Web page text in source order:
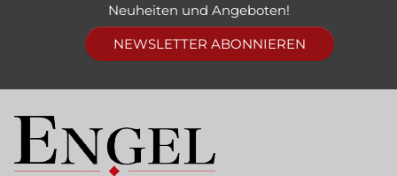
Neuheiten und Angeboten!
NEWSLETTER ABONNIEREN